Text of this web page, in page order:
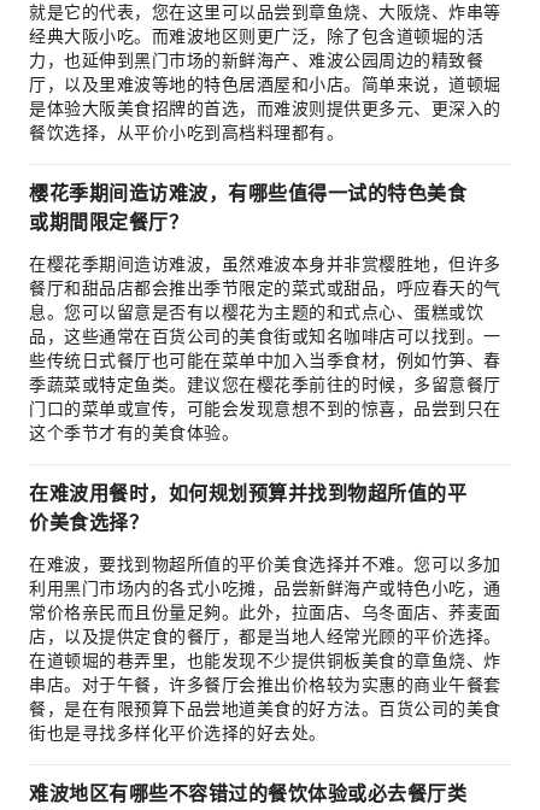
就是它的代表，您在这里可以品尝到章鱼烧、大阪烧、炸串等
经典大阪小吃。而难波地区则更广泛，除了包含道顿堀的活
力，也延伸到黑门市场的新鲜海产、难波公园周边的精致餐
厅，以及里难波等地的特色居酒屋和小店。简单来说，道顿堀
是体验大阪美食招牌的首选，而难波则提供更多元、更深入的
餐饮选择，从平价小吃到高档料理都有。
樱花季期间造访难波，有哪些值得一试的特色美食
或期間限定餐厅？
在樱花季期间造访难波，虽然难波本身并非赏樱胜地，但许多
餐厅和甜品店都会推出季节限定的菜式或甜品，呼应春天的气
息。您可以留意是否有以樱花为主题的和式点心、蛋糕或饮
品，这些通常在百货公司的美食街或知名咖啡店可以找到。一
些传统日式餐厅也可能在菜单中加入当季食材，例如竹笋、春
季蔬菜或特定鱼类。建议您在樱花季前往的时候，多留意餐厅
门口的菜单或宣传，可能会发现意想不到的惊喜，品尝到只在
这个季节才有的美食体验。
在难波用餐时，如何规划预算并找到物超所值的平
价美食选择？
在难波，要找到物超所值的平价美食选择并不难。您可以多加
利用黑门市场内的各式小吃摊，品尝新鲜海产或特色小吃，通
常价格亲民而且份量足夠。此外，拉面店、乌冬面店、荞麦面
店，以及提供定食的餐厅，都是当地人经常光顾的平价选择。
在道顿堀的巷弄里，也能发现不少提供铜板美食的章鱼烧、炸
串店。对于午餐，许多餐厅会推出价格较为实惠的商业午餐套
餐，是在有限预算下品尝地道美食的好方法。百货公司的美食
街也是寻找多样化平价选择的好去处。
难波地区有哪些不容错过的餐饮体验或必去餐厅类